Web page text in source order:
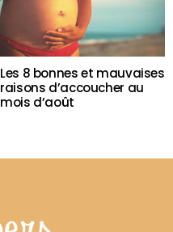
Les 8 bonnes et mauvaises
raisons d’accoucher au
mois d’août